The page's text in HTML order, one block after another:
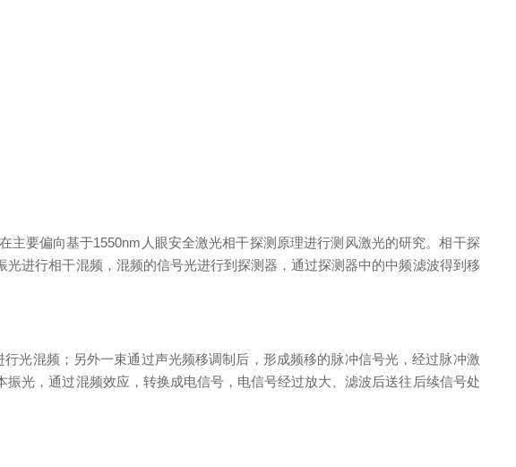
要偏向基于1550nm人眼安全激光相干探测原理进行测风激光的研究。相干探
进行相干混频，混频的信号光进行到探测器，通过探测器中的中频滤波得到移
光混频；另外一束通过声光频移调制后，形成频移的脉冲信号光，经过脉冲激
光，通过混频效应，转换成电信号，电信号经过放大、滤波后送往后续信号处